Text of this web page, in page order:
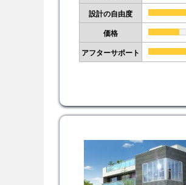
設計の自由度
価格
アフターサポート